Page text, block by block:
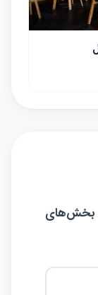
بخش‌های